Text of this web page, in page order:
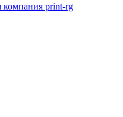
компания print-rg